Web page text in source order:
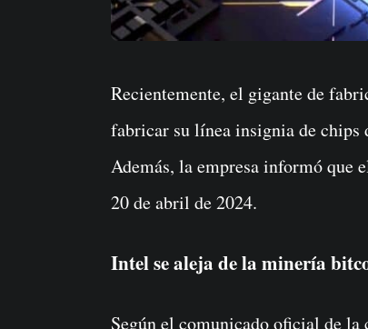
Recientemente, el gigante de
fabricar su línea insignia de
Además, la empresa informó que
20 de abril de 2024.
Intel se aleja de la minería
Según el comunicado oficial de la